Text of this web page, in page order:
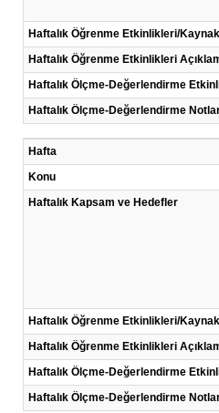
Haftalık Öğrenme Etkinlikleri/
Haftalık Öğrenme Etkinlikleri
Haftalık Ölçme-Değerlendirme
Haftalık Ölçme-Değerlendirme
Hafta
Konu
Haftalık Kapsam ve Hedefler
Haftalık Öğrenme Etkinlikleri/
Haftalık Öğrenme Etkinlikleri
Haftalık Ölçme-Değerlendirme
Haftalık Ölçme-Değerlendirme